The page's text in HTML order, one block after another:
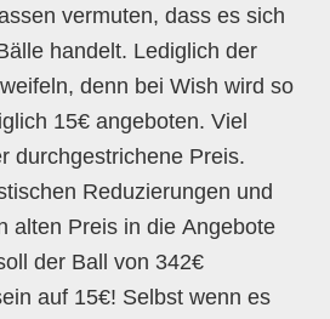
vermuten, dass es sich
handelt. Lediglich der
denn bei Wish wird so
15€ angeboten. Viel
durchgestrichene Preis.
Reduzierungen und
alten Preis in die Angebote
der Ball von 342€
auf 15€! Selbst wenn es